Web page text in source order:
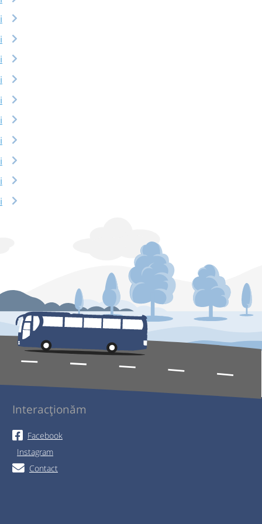
Interacționăm
Facebook
Instagram
Contact